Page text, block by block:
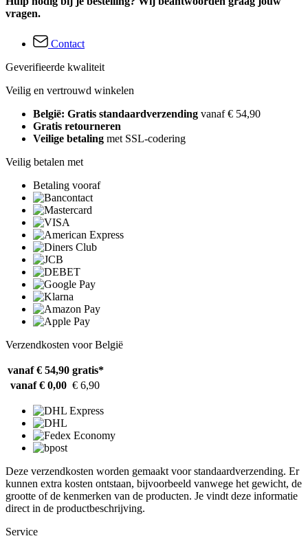
vragen.
Contact
Geverifieerde kwaliteit
Veilig en vertrouwd winkelen
België: Gratis standaardverzending vanaf € 54,90
Gratis retourneren
Veilige betaling met SSL-codering
Veilig betalen met
Betaling vooraf
Verzendkosten voor België
vanaf € 54,90 gratis*
vanaf € 0,00 € 6,90
Deze verzendkosten worden gemaakt voor standaardverzending. Er
kunnen extra kosten ontstaan, bijvoorbeeld vanwege het gewicht, de
grootte of de kenmerken van de producten. Je vindt deze informatie
direct in de productbeschrijving.
Service